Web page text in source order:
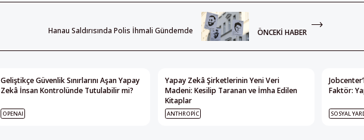
Hanau Saldırısında Polis İhmali Gündemde ÖNCEKI HABER
Geliştikçe Güvenlik Sınırlarını Aşan Yapay
Zekâ İnsan Kontrolünde Tutulabilir mi?
OPENAI
Yapay Zekâ Şirketlerinin Yeni Veri
Madeni: Kesilip Taranan ve İmha Edilen
Kitaplar
ANTHROPIC
Faktör:
SOSYAL